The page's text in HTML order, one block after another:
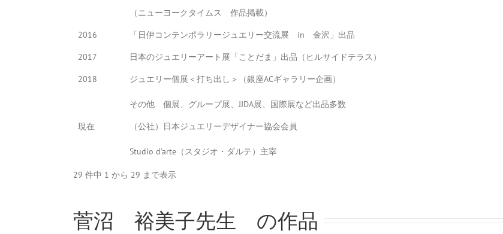
（ニューヨークタイムス 作品掲載）
2016 「日伊コンテンポラリージュエリー交流展 in 金沢」出品
2017 日本のジュエリーアート展「ことだま」出品（ヒルサイドテラス）
2018 ジュエリー個展＜打ち出し＞（銀座ACギャラリー企画）
その他 個展、グループ展、JJDA展、国際展など出品多数
現在 （公社）日本ジュエリーデザイナー協会会員
Studio d'arte（スタジオ・ダルテ）主宰
29 件中 1 から 29 まで表示
菅沼 裕美子先生 の作品